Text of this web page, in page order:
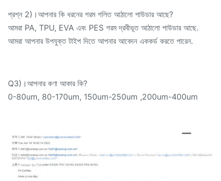
প্রশ্ন 2)।আপনার কি ধরনের গরম গলিত আঠালো পাউডার আছে?
আমরা PA, TPU, EVA এবং PES গরম দ্রবীভূত আঠালো পাউডার আছে.
আমরা আপনার উপযুক্ত টাইপ দিতে আপনার আবেদন এককর্ড করতে পারেন.
Q3)।আপনার কণা আকার কি?
0-80um, 80-170um, 150um-250um ,200um-400um